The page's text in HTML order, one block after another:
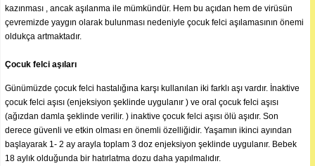
kazınması , ancak aşılanma ile mümkündür. Hem bu açıdan hem de virüsün
çevremizde yaygın olarak bulunması nedeniyle çocuk felci aşılamasının önemi
oldukça artmaktadır.
Çocuk felci aşıları
Günümüzde çocuk felci hastalığına karşı kullanılan iki farklı aşı vardır. İnaktive
çocuk felci aşısı (enjeksiyon şeklinde uygulanır ) ve oral çocuk felci aşısı
(ağızdan damla şeklinde verilir. ) inaktive çocuk felci aşısı ölü aşıdır. Son
derece güvenli ve etkin olması en önemli özelliğidir. Yaşamın ikinci ayından
başlayarak 1- 2 ay arayla toplam 3 doz enjeksiyon şeklinde uygulanır. Bebek
18 aylık olduğunda bir hatırlatma dozu daha yapılmalıdır.